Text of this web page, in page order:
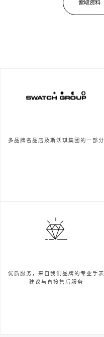
索取资料
多品牌名品店及斯沃琪集团的一部分
优质服务，来自我们品牌的专业手表
建议与直接售后服务